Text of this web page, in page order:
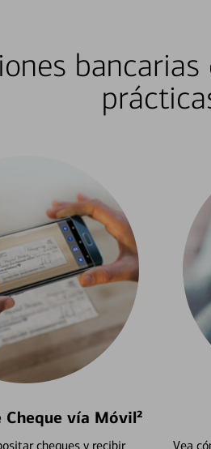
vía Móvil²
cheques y recibir Vea